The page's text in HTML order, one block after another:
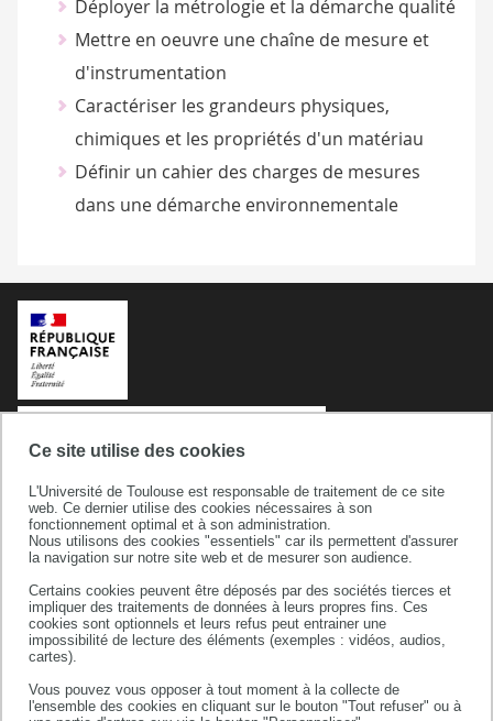
Ce site utilise des cookies
L'Université de Toulouse est responsable de traitement de ce site
web. Ce dernier utilise des cookies nécessaires à son
fonctionnement optimal et à son administration.
Nous utilisons des cookies "essentiels" car ils permettent d'assurer
la navigation sur notre site web et de mesurer son audience.
Certains cookies peuvent être déposés par des sociétés tierces et
impliquer des traitements de données à leurs propres fins. Ces
cookies sont optionnels et leurs refus peut entrainer une
impossibilité de lecture des éléments (exemples : vidéos, audios,
cartes).
Vous pouvez vous opposer à tout moment à la collecte de
l'ensemble des cookies en cliquant sur le bouton "Tout refuser" ou à
Déployer la métrologie et la démarche qualité
Mettre en oeuvre une chaîne de mesure et
d'instrumentation
Caractériser les grandeurs physiques,
chimiques et les propriétés d'un matériau
Définir un cahier des charges de mesures
dans une démarche environnementale
Université de Toulouse
118 route de Narbonne
31062 TOULOUSE CEDEX 9
téléphone +33 (0)5 61 55 66 11